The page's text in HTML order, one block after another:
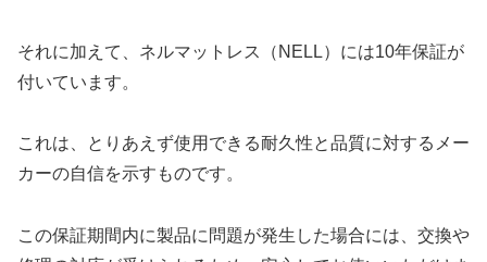
それに加えて、ネルマットレス（NELL）には10年保証が
付いています。
これは、とりあえず使用できる耐久性と品質に対するメー
カーの自信を示すものです。
この保証期間内に製品に問題が発生した場合には、交換や